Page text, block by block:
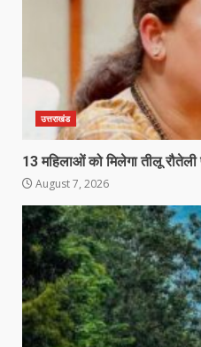
उत्तराखंड
13 महिलाओं को मिलेगा तीलू रौतेली
August 7, 2026